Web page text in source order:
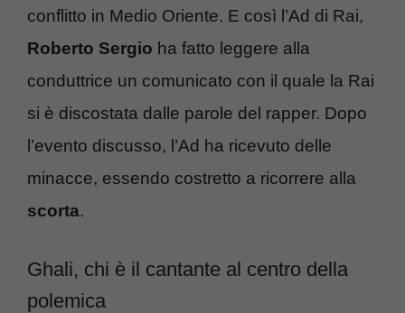
conflitto in Medio Oriente. E così l’Ad di Rai,
Roberto Sergio ha fatto leggere alla
conduttrice un comunicato con il quale la Rai
si è discostata dalle parole del rapper. Dopo
l’evento discusso, l’Ad ha ricevuto delle
minacce, essendo costretto a ricorrere alla
scorta.
Ghali, chi è il cantante al centro della
polemica